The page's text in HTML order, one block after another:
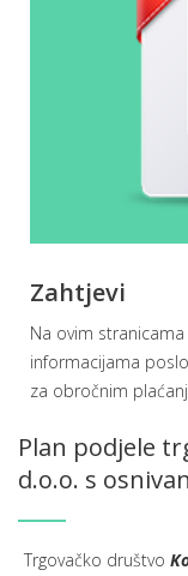
Zahtjevi
Na ovim
informacijama
za obročnim
Plan podjele
d.o.o. s
Trgovačko društvo